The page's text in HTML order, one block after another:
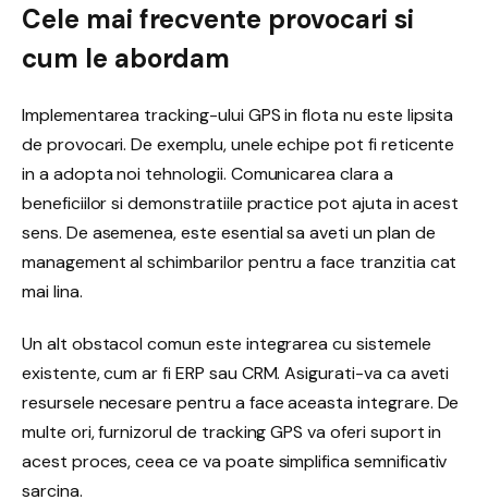
Cele mai frecvente provocari si
cum le abordam
Implementarea tracking-ului GPS in flota nu este lipsita
de provocari. De exemplu, unele echipe pot fi reticente
in a adopta noi tehnologii. Comunicarea clara a
beneficiilor si demonstratiile practice pot ajuta in acest
sens. De asemenea, este esential sa aveti un plan de
management al schimbarilor pentru a face tranzitia cat
mai lina.
Un alt obstacol comun este integrarea cu sistemele
existente, cum ar fi ERP sau CRM. Asigurati-va ca aveti
resursele necesare pentru a face aceasta integrare. De
multe ori, furnizorul de tracking GPS va oferi suport in
acest proces, ceea ce va poate simplifica semnificativ
sarcina.